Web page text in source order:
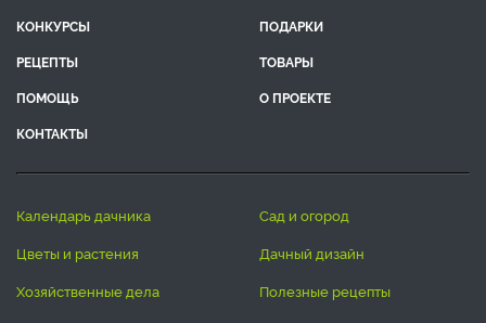
КОНКУРСЫ
ПОДАРКИ
РЕЦЕПТЫ
ТОВАРЫ
ПОМОЩЬ
О ПРОЕКТЕ
КОНТАКТЫ
календарь дачника
сад и огород
цветы и растения
дачный дизайн
хозяйственные дела
полезные рецепты